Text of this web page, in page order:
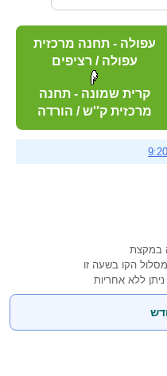
עפולה - תחנה מרכזית
עפולה / רציפים
קרית שמונה - תחנה
מרכזית ק''ש / הורדה
9:20
במקצת
הקו בשעה זו